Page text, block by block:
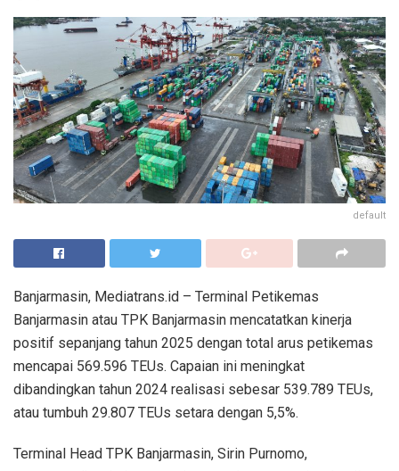
default
Banjarmasin, Mediatrans.id – Terminal Petikemas
Banjarmasin atau TPK Banjarmasin mencatatkan kinerja
positif sepanjang tahun 2025 dengan total arus petikemas
mencapai 569.596 TEUs. Capaian ini meningkat
dibandingkan tahun 2024 realisasi sebesar 539.789 TEUs,
atau tumbuh 29.807 TEUs setara dengan 5,5%.
Terminal Head TPK Banjarmasin, Sirin Purnomo,